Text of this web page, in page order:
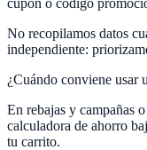
No recopilamos datos
independiente:
¿Cuándo conviene usar
En rebajas y campañas
calculadora de ahorro
tu carrito.